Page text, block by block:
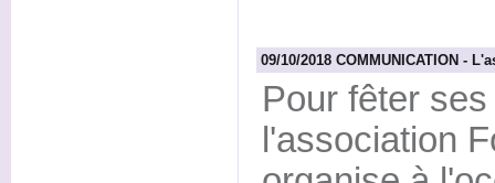
09/10/2018 COMMUNICATION -
Pour fêter
l'association